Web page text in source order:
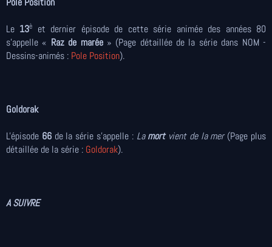
Le 13è
et dernier épisode de cette série animée des années 80
s’appelle « Raz de marée » (Page détaillée de la série dans NOM -
Dessins-animés : Pole Position).
Goldorak
L'épisode 66 de la série s'appelle : Lamortvient de la mer(Page plus
détaillée de la série : Goldorak).
A SUIVRE